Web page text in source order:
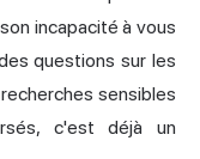
incapacité à vous
questions sur les
sensibles
c'est déjà un